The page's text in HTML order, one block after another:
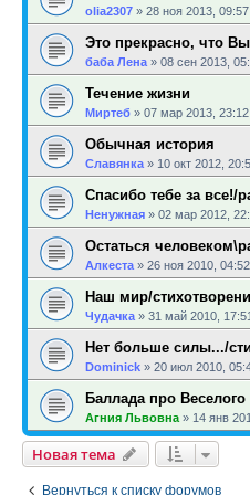
olia2307 » 28 ноя 2013, 09:57
Это прекрасно, что
баба Лена » 08 сен 2013,
Течение жизни
Миртеб » 07 мар 2013, 23:12
Обычная история
Славянка » 10 окт 2012,
Спасибо тебе за все!/
Ненужная » 02 мар 2012,
Остаться
Алкеста » 26 ноя 2010, 04:52
Наш мир/
Чудачка » 31 май 2010, 17:51
Нет больше силы.../
Dominick » 20 июл 2010,
Баллада про
Агния Львовна » 14 янв
Новая тема
Вернуться к списку форумов